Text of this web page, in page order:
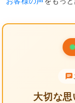
大切な